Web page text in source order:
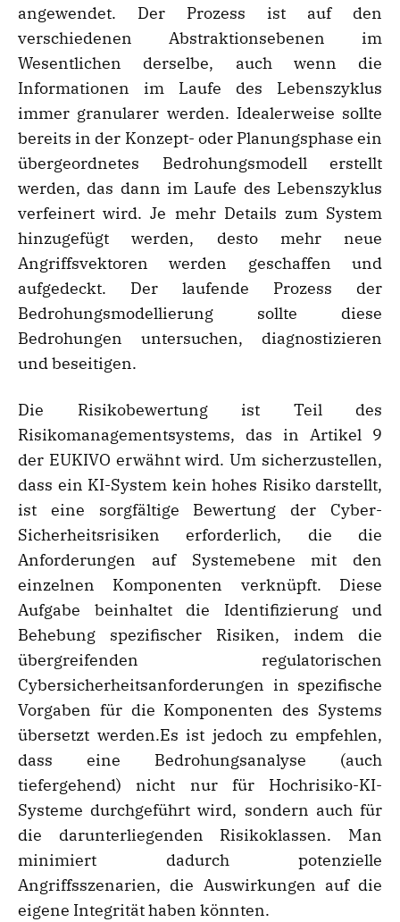
angewendet. Der Prozess ist auf den
verschiedenen Abstraktionsebenen im
Wesentlichen derselbe, auch wenn die
Informationen im Laufe des Lebenszyklus
immer granularer werden. Idealerweise sollte
bereits in der Konzept- oder Planungsphase ein
übergeordnetes Bedrohungsmodell erstellt
werden, das dann im Laufe des Lebenszyklus
verfeinert wird. Je mehr Details zum System
hinzugefügt werden, desto mehr neue
Angriffsvektoren werden geschaffen und
aufgedeckt. Der laufende Prozess der
Bedrohungsmodellierung sollte diese
Bedrohungen untersuchen, diagnostizieren
und beseitigen.
Die Risikobewertung ist Teil des
Risikomanagementsystems, das in Artikel 9
der EUKIVO erwähnt wird. Um sicherzustellen,
dass ein KI-System kein hohes Risiko darstellt,
ist eine sorgfältige Bewertung der Cyber-
Sicherheitsrisiken erforderlich, die die
Anforderungen auf Systemebene mit den
einzelnen Komponenten verknüpft. Diese
Aufgabe beinhaltet die Identifizierung und
Behebung spezifischer Risiken, indem die
übergreifenden regulatorischen
Cybersicherheitsanforderungen in spezifische
Vorgaben für die Komponenten des Systems
übersetzt werden.Es ist jedoch zu empfehlen,
dass eine Bedrohungsanalyse (auch
tiefergehend) nicht nur für Hochrisiko-KI-
Systeme durchgeführt wird, sondern auch für
die darunterliegenden Risikoklassen. Man
minimiert dadurch potenzielle
Angriffsszenarien, die Auswirkungen auf die
eigene Integrität haben könnten.